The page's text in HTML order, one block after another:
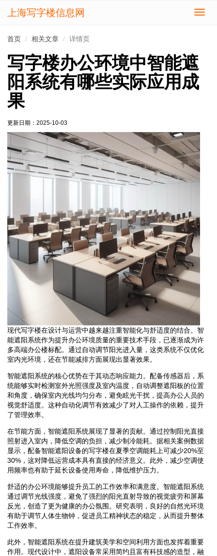
切
上海写字楼信息网
首页 相关文章 详情页
写字楼办公环境中智能遮
阳系统有哪些实际应用成
果
更新日期： 2025-10-03
现代写字楼在设计与运营中越来越注重智能化与舒适度的结合。智
能遮阳系统作为提升办公环境质量的重要技术手段，已逐渐成为许
多高端办公楼标配。通过自动调节阳光进入量，这类系统不仅优化
室内光环境，还在节能减排方面展现出显著效果。
智能遮阳系统的核心优势在于其动态响应能力。配备传感器后，系
统能够实时检测室外光照强度及室内温度，自动调整遮阳板的位置
和角度，确保室内光线均匀分布，避免眩光干扰，提高办公人员的
视觉舒适度。这种自动化调节有效减少了对人工操作的依赖，提升
了管理效率。
在节能方面，智能遮阳系统展现了显著的贡献。通过控制阳光直接
照射进入室内，降低空调的负担，减少制冷能耗。据相关案例数据
显示，配备智能遮阳设备的写字楼在夏季空调能耗上可减少20%至
30%，这对降低运营成本具有直接的经济意义。此外，减少空调使
用频率也有助于延长设备使用寿命，降低维护压力。
舒适的办公环境能够提升员工的工作效率和满意度。智能遮阳系统
通过调节光线强度，避免了强烈的阳光直射导致的视觉疲劳和屏幕
反光，创造了更为健康的办公氛围。研究表明，良好的自然光环境
有助于调节人体生物钟，促进员工精神状态的稳定，从而提升整体
工作效率。
此外，智能遮阳系统在提升建筑美学和空间利用方面也发挥着重要
作用。现代设计中，遮阳设备常采用简约且富有科技感的造型，融